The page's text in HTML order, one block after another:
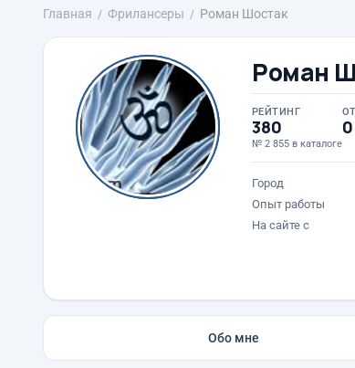
Главная Фрилансеры Роман Шостак
Роман
РЕЙТИНГ
380
№ 2 855 в каталоге
0
Город
Опыт работы
На сайте с
Обо мне